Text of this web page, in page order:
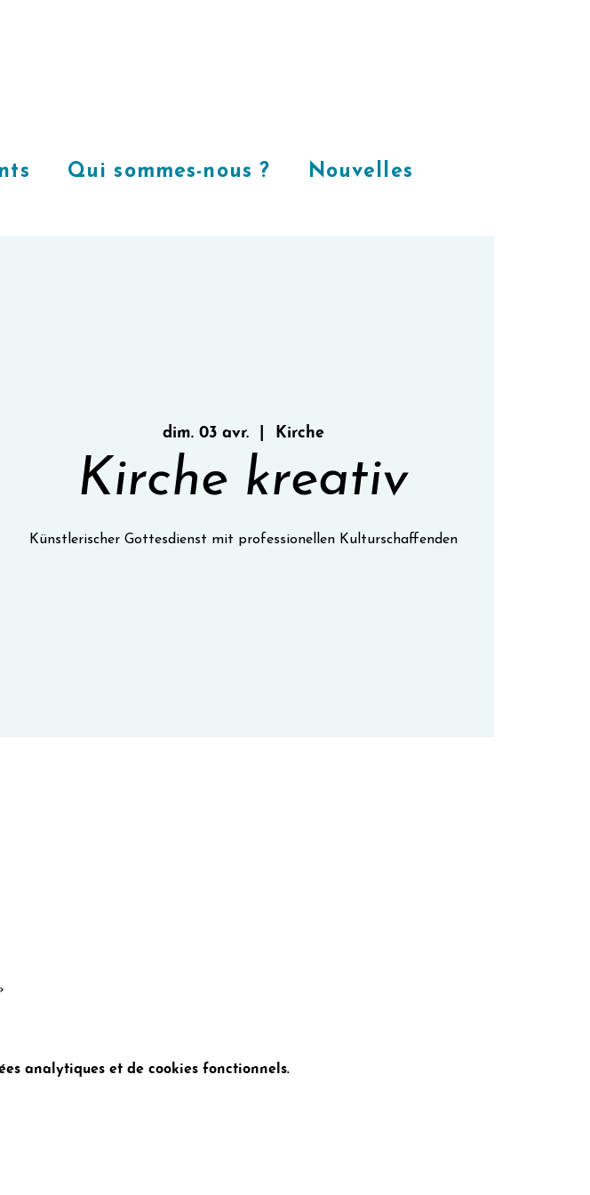
Qui sommes-nous ? Nouvelles
dim. 03 avr.
  |
Kirche
Kirche kreativ
Künstlerischer Gottesdienst mit professionellen Kulturschaffenden
analytiques et de cookies fonctionnels.